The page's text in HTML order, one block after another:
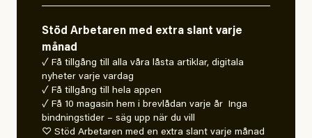
Stöd Arbetaren med extra slant varje
månad
✓ Få tillgång till alla våra låsta artiklar, digitala
nyheter varje vardag
✓ Få tillgång till hela appen
✓ Få 10 magasin hem i brevlådan varje år Inga
bindningstider – säg upp när du vill
♡ Stöd Arbetaren med en extra slant varje månad